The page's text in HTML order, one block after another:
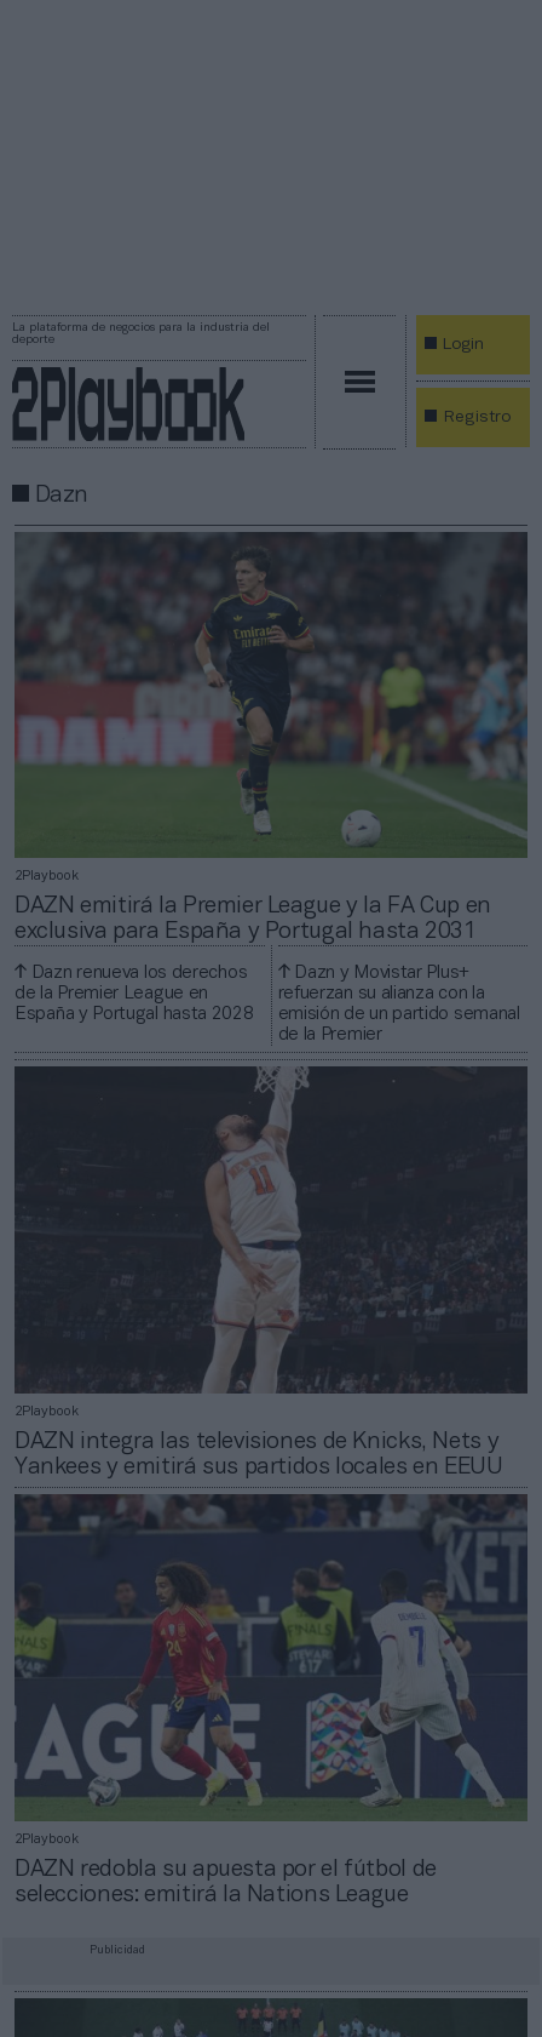
La plataforma de negocios para la industria del
deporte
Login
Registro
Dazn
2Playbook
DAZN emitirá la Premier League y la FA Cup en
exclusiva para España y Portugal hasta 2031
Dazn renueva los derechos
de la Premier League en
España y Portugal hasta 2028
Dazn y Movistar Plus+
refuerzan su alianza con la
emisión de un partido semanal
de la Premier
2Playbook
DAZN integra las televisiones de Knicks, Nets y
Yankees y emitirá sus partidos locales en EEUU
2Playbook
DAZN redobla su apuesta por el fútbol de
selecciones: emitirá la Nations League
Publicidad